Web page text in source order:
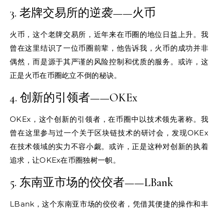
3. 老牌交易所的逆袭——火币
火币，这个老牌交易所，近年来在币圈的地位日益上升。我
曾在这里结识了一位币圈前辈，他告诉我，火币的成功并非
偶然，而是源于其严谨的风险控制和优质的服务。或许，这
正是火币在币圈屹立不倒的秘诀。
4. 创新的引领者——OKEx
OKEx，这个创新的引领者，在币圈中以技术领先著称。我
曾在这里参与过一个关于区块链技术的研讨会，发现OKEx
在技术领域的实力不容小觑。或许，正是这种对创新的执着
追求，让OKEx在币圈独树一帜。
5. 东南亚市场的佼佼者——LBank
LBank，这个东南亚市场的佼佼者，凭借其便捷的操作和丰